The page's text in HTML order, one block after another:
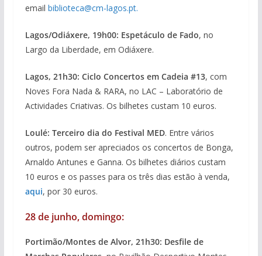
email biblioteca@cm-lagos.pt.
Lagos/Odiáxere, 19h00: Espetáculo de Fado, no
Largo da Liberdade, em Odiáxere.
Lagos, 21h30: Ciclo Concertos em Cadeia #13, com
Noves Fora Nada & RARA, no LAC – Laboratório de
Actividades Criativas. Os bilhetes custam 10 euros.
Loulé: Terceiro dia do Festival MED. Entre vários
outros, podem ser apreciados os concertos de Bonga,
Arnaldo Antunes e Ganna. Os bilhetes diários custam
10 euros e os passes para os três dias estão à venda,
aqui, por 30 euros.
28 de junho, domingo:
Portimão/Montes de Alvor, 21h30: Desfile de